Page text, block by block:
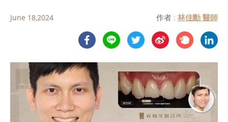
June 18,2024 作者 : 林佳勳 醫師